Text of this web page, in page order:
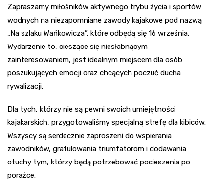
Zapraszamy miłośników aktywnego trybu życia i sportów
wodnych na niezapomniane zawody kajakowe pod nazwą
„Na szlaku Wańkowicza”, które odbędą się 16 września.
Wydarzenie to, cieszące się niesłabnącym
zainteresowaniem, jest idealnym miejscem dla osób
poszukujących emocji oraz chcących poczuć ducha
rywalizacji.
Dla tych, którzy nie są pewni swoich umiejętności
kajakarskich, przygotowaliśmy specjalną strefę dla kibiców.
Wszyscy są serdecznie zaproszeni do wspierania
zawodników, gratulowania triumfatorom i dodawania
otuchy tym, którzy będą potrzebować pocieszenia po
porażce.